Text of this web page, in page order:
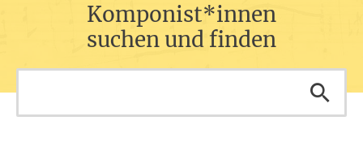
Komponist*innen
suchen und finden